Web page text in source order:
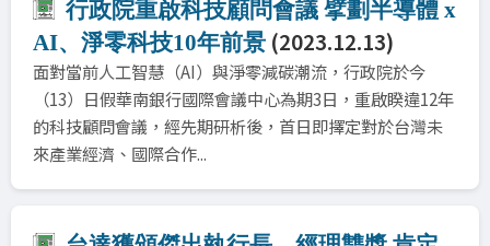
行政院重啟科技顧問會議 擘劃半導體 x
AI、淨零科技10年前景 (2023.12.13)
面對當前人工智慧（AI）與淨零減碳潮流，行政院於今
（13）日假華南銀行國際會議中心為期3日，重啟睽違12年
的科技顧問會議，經先期研析後，首日即擇定對於台灣未
來產業經濟、國際合作...